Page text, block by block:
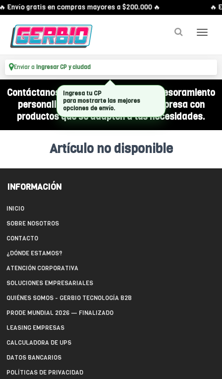
Envío gratis en compras mayores a $200.000 🔥 🔥
Enviar a Ingresar CP y ciudad
Contáctanos por WhatsApp y recibí asesoramiento
personalizado para equipar a tu empresa con
productos que se adapten a tus necesidades.
Artículo no disponible
INFORMACIÓN
INICIO
SOBRE NOSOTROS
CONTACTO
¿DÓNDE ESTAMOS?
ATENCIÓN CORPORATIVA
SOLUCIONES EMPRESARIALES
QUIÉNES SOMOS - GERBIO TECNOLOGÍA B2B
PRODE MUNDIAL 2026 — FINALIZADO
LEASING EMPRESAS
CALCULADORA DE UPS
DATOS BANCARIOS
POLÍTICAS DE PRIVACIDAD
Ingresa tu CP
para mostrarte las mejores
opciones de envío.